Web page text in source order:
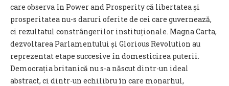
care observa în Power and Prosperity că libertatea și
prosperitatea nu-s daruri oferite de cei care guvernează,
ci rezultatul constrângerilor instituționale. Magna Carta,
dezvoltarea Parlamentului și Glorious Revolution au
reprezentat etape succesive în domesticirea puterii.
Democrația britanică nu s-a născut dintr-un ideal
abstract, ci dintr-un echilibru în care monarhul,